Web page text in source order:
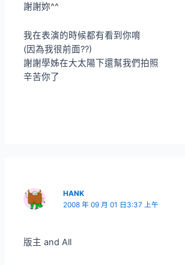
謝謝妳^^
我在表演的時候都有看到你唷
(因為我很前面??)
謝謝學姊在大太陽下還幫我們拍照
辛苦你了
HANK
2008 年 09 月 01 日3:37 上午
版主 and All